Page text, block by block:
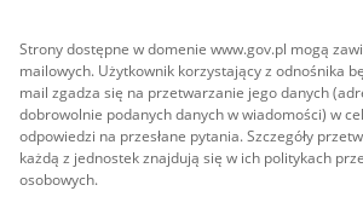
Strony dostępne w domenie www.gov.pl mogą
mailowych. Użytkownik korzystający z odnośnika
mail zgadza się na przetwarzanie jego danych
dobrowolnie podanych danych w wiadomości) w
odpowiedzi na przesłane pytania. Szczegóły
każdą z jednostek znajdują się w ich politykach
osobowych.